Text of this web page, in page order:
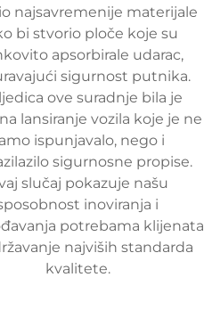
najsavremenije materijale
bi stvorio ploče koje su
apsorbirale udarac,
sigurnost putnika.
ove suradnje bila je
lansiranje vozila koje je ne
ispunjavalo, nego i
sigurnosne propise.
slučaj pokazuje našu
inoviranja i
potrebama klijenata
najviših standarda
kvalitete.